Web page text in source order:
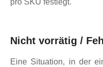
Nicht vorrätig /
Eine Situation, in der